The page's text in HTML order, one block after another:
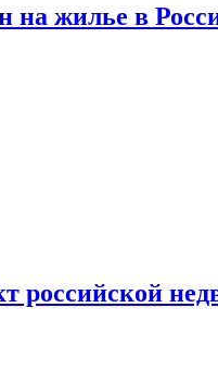
на жилье в
российской